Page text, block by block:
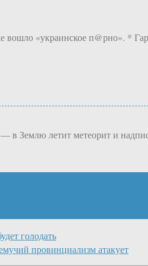
вошло «украинское п@рно». *
в Землю летит метеорит и
голодать
провинциализм атакует